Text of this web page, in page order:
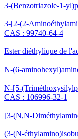
3-(Benzotriazole-1-
3-[2-(2-
CAS : 99740-64-4
Ester diéthylique de
N-(6-
N-[5-
CAS : 106996-32-1
[3-(N,N-
(3-(N-